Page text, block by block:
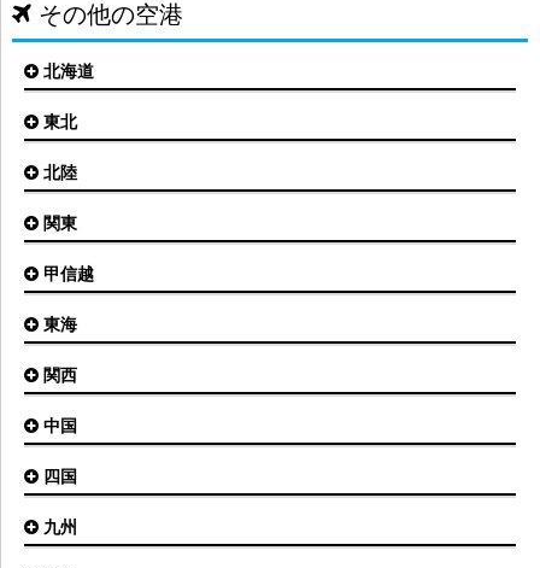
その他の空港
北海道
札幌(新千歳)空港
旭川空港
オホーツク紋別空港
釧路空港
稚内空港
とかち帯広空港
根室中標津空港
奥尻空港
利尻空港
東北
仙台空港
青森空港
三沢空港
福島空港
大館能代空港
庄内空港
山形空港
北陸
小松空港
能登空港
関東
東京(羽田)空港
茨城空港
八丈島空港
甲信越
新潟空港
東海
名古屋(中部)空港
静岡空港
関西
大阪(伊丹)空港
神戸空港
南紀白浜空港
但馬空港
中国
広島空港
山口宇部空港
四国
松山空港
九州